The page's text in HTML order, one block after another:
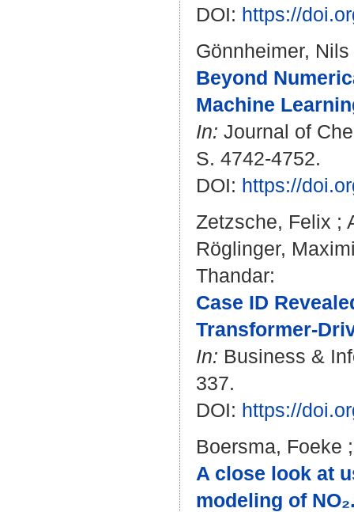
DOI: https://
Gönnheimer, Nils
Beyond
Machine
In: Journal of
S. 4742-4752.
DOI: https://
Zetzsche, Felix ;
Röglinger,
Thandar:
Case ID
Transformer-
In: Business &
337.
DOI: https://
Boersma, Foeke
A close look at
modeling of